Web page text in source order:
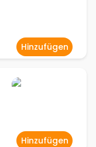
Hinzufügen
Hinzufügen